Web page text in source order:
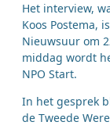
Het interview,
Koos Postema,
Nieuwsuur om
middag wordt
NPO Start.
In het gesprek
de Tweede